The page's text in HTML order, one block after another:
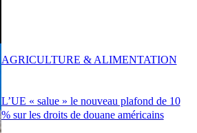
L’UE « salue » le nouveau plafond de 10
% sur les droits de douane américains
AGRICULTURE & ALIMENTATION